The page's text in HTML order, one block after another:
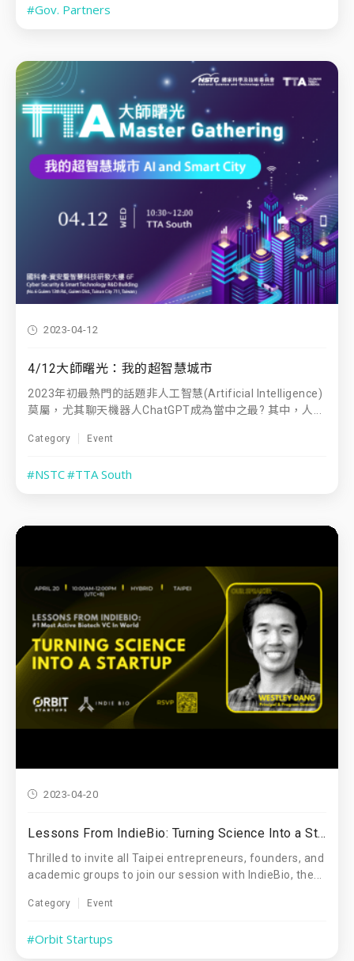
#Gov. Partners
2023-04-12
4/12大師曙光：我的超智慧城市
2023年初最熱門的話題非人工智慧(Artificial Intelligence)
莫屬，尤其聊天機器人ChatGPT成為當中之最? 其中，人...
Category Event
#NSTC#TTA South
2023-04-20
Lessons From IndieBio: Turning Science Into a Startup
Thrilled to invite all Taipei entrepreneurs, founders, and
academic groups to join our session with IndieBio, the...
Category Event
#Orbit Startups